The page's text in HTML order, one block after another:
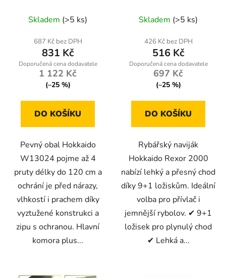
Skladem (>5 ks)
687 Kč bez DPH
831 Kč
1 122 Kč
(–25 %)
DO KOŠÍKU
Pevný obal Hokkaido
W13024 pojme až 4
pruty délky do 120 cm a
ochrání je před nárazy,
vlhkostí i prachem díky
vyztužené konstrukci a
zipu s ochranou. Hlavní
komora plus...
přesný chod
Skladem (>5 ks)
426 Kč bez DPH
516 Kč
697 Kč
(–25 %)
DO KOŠÍKU
Rybářský naviják
Hokkaido Rexor 2000
nabízí lehký a přesný chod
díky 9+1 ložiskům. Ideální
volba pro přívlač i
jemnější rybolov. ✔ 9+1
ložisek pro plynulý chod
✔ Lehká a...